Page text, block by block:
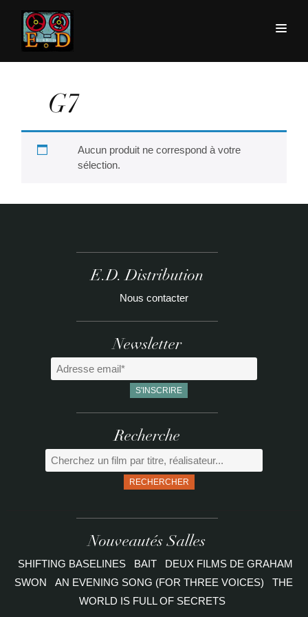
G7
Aucun produit ne correspond à votre
sélection.
E.D. Distribution
Nous contacter
Newsletter
Recherche
RECHERCHER
Nouveautés Salles
SHIFTING BASELINES BAIT
DEUX FILMS DE GRAHAM
SWON
AN EVENING SONG (FOR THREE VOICES)
THE
WORLD IS FULL OF SECRETS